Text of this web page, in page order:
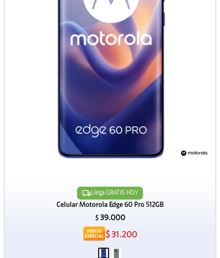
Llega GRATIS HOY
Celular Motorola Edge 60 Pro 512GB
$ 39.000
$ 31.200